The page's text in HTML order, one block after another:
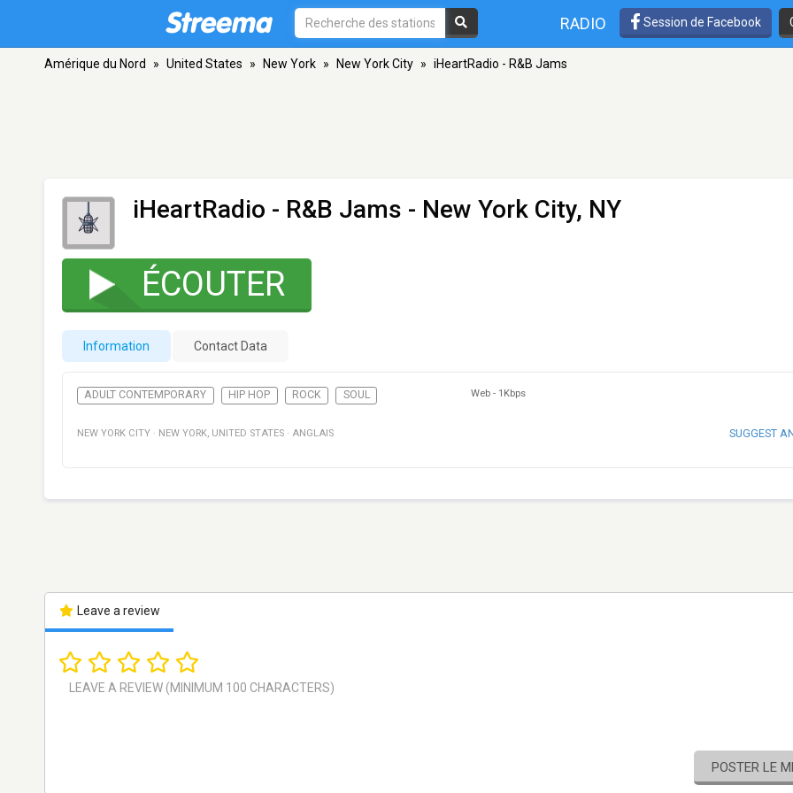
RADIO Session de Facebook
Amérique du Nord » United States » New York » New York City » iHeartRadio - R&B Jams
iHeartRadio - R&B Jams - New York City, NY
ÉCOUTER
Information Contact Data
ADULT CONTEMPORARY HIP HOP ROCK SOUL Web - 1Kbps
NEW YORK CITY · NEW YORK, UNITED STATES · ANGLAIS SUGGEST
Leave a review
POSTER LE